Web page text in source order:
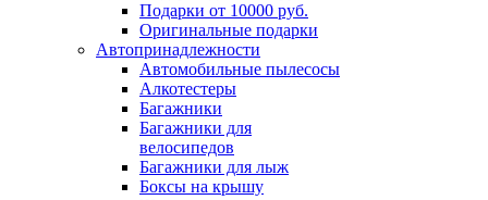
Подарки от 10000 руб.
Оригинальные подарки
Автопринадлежности
Автомобильные пылесосы
Алкотестеры
Багажники
Багажники для
велосипедов
Багажники для лыж
Боксы на крышу